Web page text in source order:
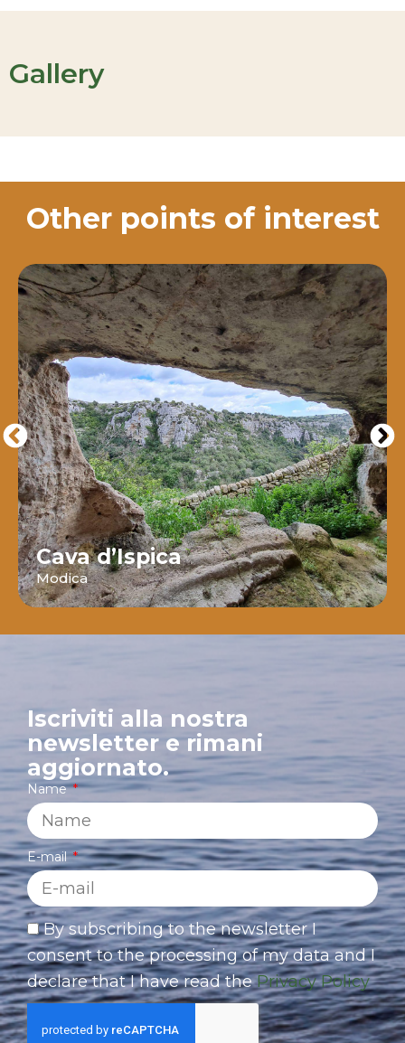
Gallery
Other points of interest
Cava d’Ispica
Modica
Iscriviti alla nostra
newsletter e rimani
aggiornato.
Name
E-mail
By subscribing to the newsletter I
consent to the processing of my data and I
declare that I have read thePrivacy Policy